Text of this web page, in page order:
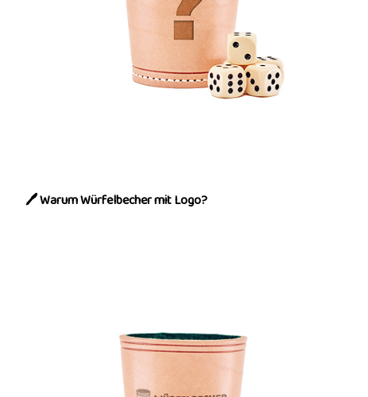
🖊️ Warum Würfelbecher mit Logo?